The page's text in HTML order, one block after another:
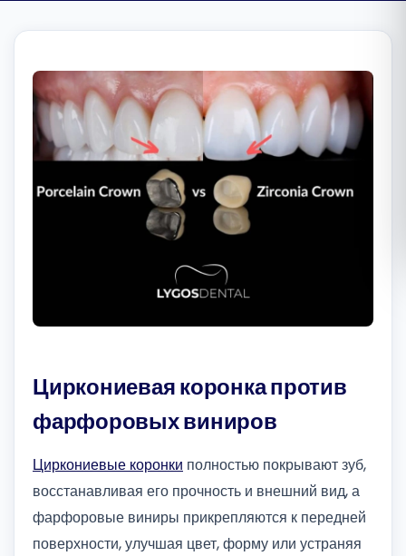
Български
Română
Русский
Циркониевая коронка против
фарфоровых виниров
Циркониевые коронки полностью покрывают зуб,
восстанавливая его прочность и внешний вид, а
фарфоровые виниры прикрепляются к передней
поверхности, улучшая цвет, форму или устраняя